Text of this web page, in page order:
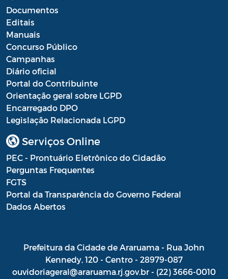
Documentos
Editais
Manuais
Concurso Público
Campanhas
Diário oficial
Portal do Contribuinte
Orientação geral sobre LGPD
Encarregado DPO
Legislação Relacionada LGPD
Serviços Online
PEC - Prontuário Eletrônico do Cidadão
Perguntas Frequentes
FGTS
Portal da Transparência do Governo Federal
Dados Abertos
Prefeitura da Cidade de Araruama - Rua John
Kennedy, 120 - Centro - 28979-087
ouvidoriageral@araruama.rj.gov.br - (22) 3666-0010